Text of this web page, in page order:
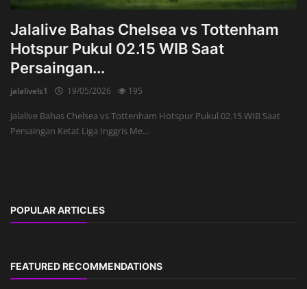
Jalalive Bahas Chelsea vs Tottenham
Hotspur Pukul 02.15 WIB Saat
Persaingan...
jalalivels1 19/05/2026 195
Jalalive Bahas Chelsea vs Tottenham Hotspur Pukul 02.15 WIB Saat
Persaingan Ketat Liga Inggris Me...
POPULAR ARTICLES
FEATURED RECOMMENDATIONS